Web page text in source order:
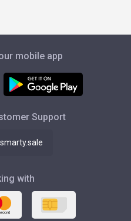
mobile app
Support
with